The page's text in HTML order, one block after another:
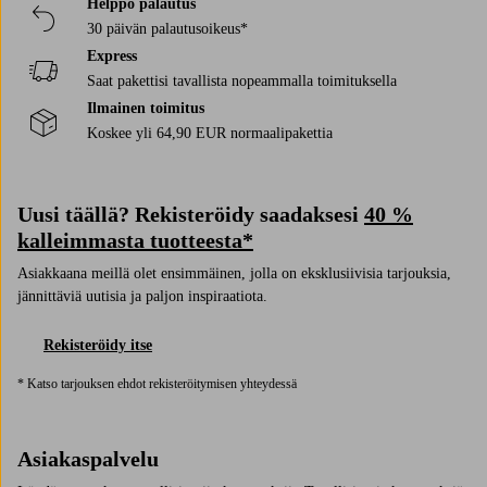
Helppo palautus
30 päivän palautusoikeus*
Express
Saat pakettisi tavallista nopeammalla toimituksella
Ilmainen toimitus
Koskee yli 64,90 EUR normaalipakettia
Uusi täällä? Rekisteröidy saadaksesi 40 %
kalleimmasta tuotteesta*
Asiakkaana meillä olet ensimmäinen, jolla on eksklusiivisia tarjouksia,
jännittäviä uutisia ja paljon inspiraatiota.
Rekisteröidy itse
* Katso tarjouksen ehdot rekisteröitymisen yhteydessä
Asiakaspalvelu